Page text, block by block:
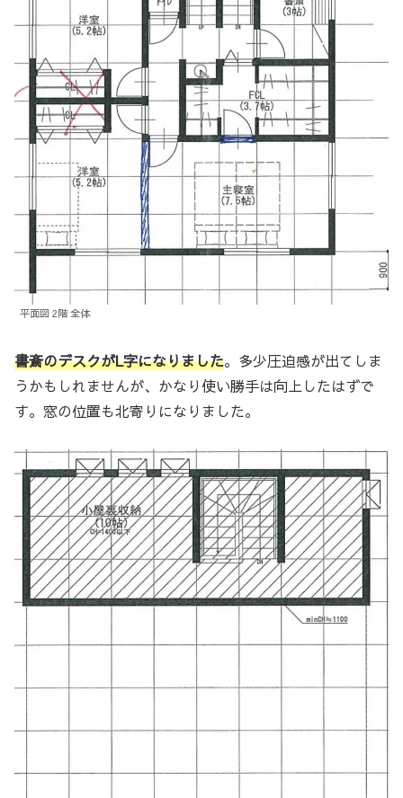
平面図 2階 全体
書斎のデスクがL字になりました。多少圧迫感が出てしま
うかもしれませんが、かなり使い勝手は向上したはずで
す。窓の位置も北寄りになりました。